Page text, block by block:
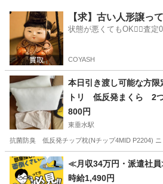
兵庫 神戸市 照明器具 38W
【求】古い人形譲っ
状態が悪くてもOK🙆‍♀️査定
COYASH
本日引き渡し可能な方
トリ 低反発まくら 2
800円
東垂水駅
抗菌防臭 低反発チップ枕(Nチップ4MID P2204)
兵庫 神戸市 東垂水駅 寝具
≪月収34万円・派遣社
時給1,490円